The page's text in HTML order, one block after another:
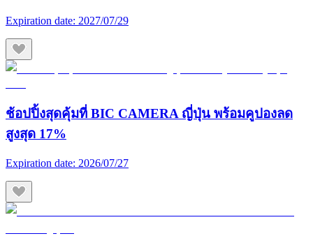
Expiration date: 2027/07/29
ช้อปปิ้งสุดคุ้มที่ BIC CAMERA ญี่ปุ่น พร้อมคูปองลด
สูงสุด 17%
Expiration date: 2026/07/27